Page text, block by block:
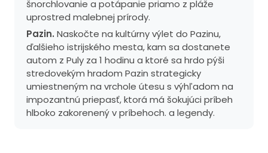
šnorchlovanie a potápanie priamo z pláže
uprostred malebnej prírody.
Pazin. Naskočte na kultúrny výlet do Pazinu,
ďalšieho istrijského mesta, kam sa dostanete
autom z Puly za 1 hodinu a ktoré sa hrdo pýši
stredovekým hradom Pazin strategicky
umiestneným na vrchole útesu s výhľadom na
impozantnú priepasť, ktorá má šokujúci príbeh
hlboko zakorenený v príbehoch. a legendy.